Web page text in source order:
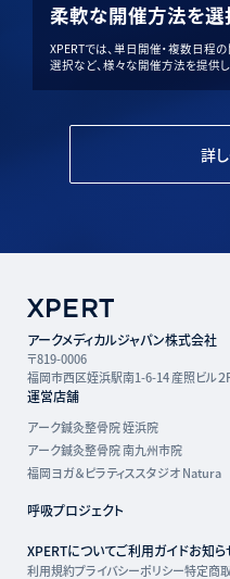
柔軟な開催方法を選
XPERTでは、単日開催・複数日程
選択など、様々な開催方法を提供し
詳
アークメディカルジャパン株式会社
〒819-0006
福岡市西区姪浜駅南1-6-14 産照ビル２
運営店舗
アーク鍼灸整骨院 姪浜院
アーク鍼灸整骨院 南九州市院
福岡ヨガ＆ピラティススタジオ Natura
呼吸プロジェクト
XPERTについてご利用ガイドお知ら
利用規約プライバシーポリシー特定商